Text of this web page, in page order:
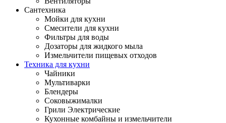
Сантехника
Мойки для кухни
Смесители для кухни
Фильтры для воды
Дозаторы для жидкого мыла
Измельчители пищевых отходов
Техника для кухни
Чайники
Мультиварки
Блендеры
Соковыжималки
Грили Электрические
Кухонные комбайны и измельчители